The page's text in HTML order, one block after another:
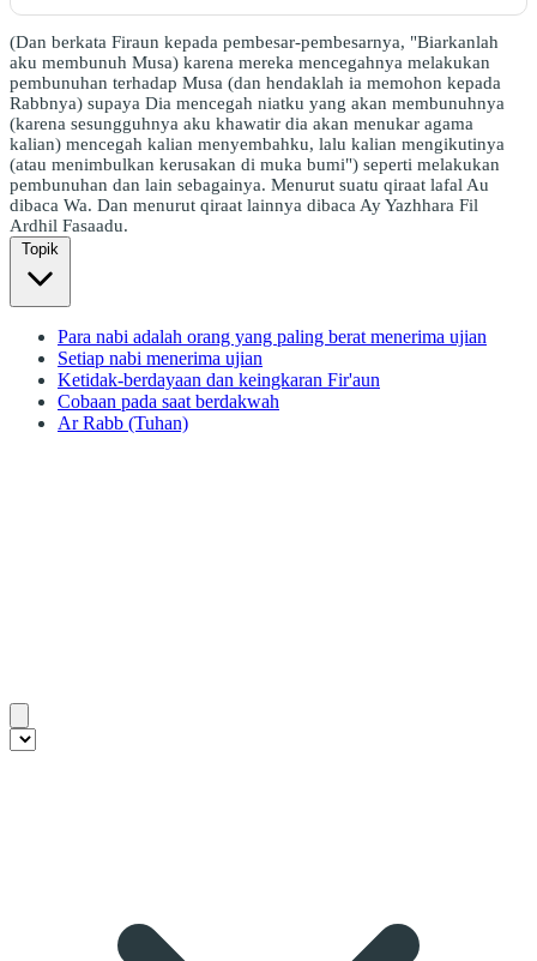
(Dan berkata Firaun kepada pembesar-pembesarnya, "Biarkanlah
aku membunuh Musa) karena mereka mencegahnya melakukan
pembunuhan terhadap Musa (dan hendaklah ia memohon kepada
Rabbnya) supaya Dia mencegah niatku yang akan membunuhnya
(karena sesungguhnya aku khawatir dia akan menukar agama
kalian) mencegah kalian menyembahku, lalu kalian mengikutinya
(atau menimbulkan kerusakan di muka bumi") seperti melakukan
pembunuhan dan lain sebagainya. Menurut suatu qiraat lafal Au
dibaca Wa. Dan menurut qiraat lainnya dibaca Ay Yazhhara Fil
Ardhil Fasaadu.
Topik
Para nabi adalah orang yang paling berat menerima ujian
Setiap nabi menerima ujian
Ketidak-berdayaan dan keingkaran Fir'aun
Cobaan pada saat berdakwah
Ar Rabb (Tuhan)